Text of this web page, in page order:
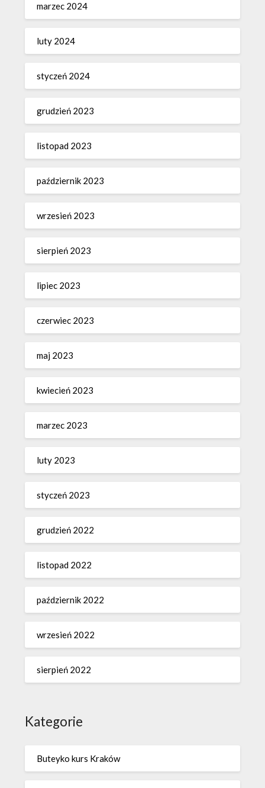
marzec 2024
luty 2024
styczeń 2024
grudzień 2023
listopad 2023
październik 2023
wrzesień 2023
sierpień 2023
lipiec 2023
czerwiec 2023
maj 2023
kwiecień 2023
marzec 2023
luty 2023
styczeń 2023
grudzień 2022
listopad 2022
październik 2022
wrzesień 2022
sierpień 2022
Kategorie
Buteyko kurs Kraków